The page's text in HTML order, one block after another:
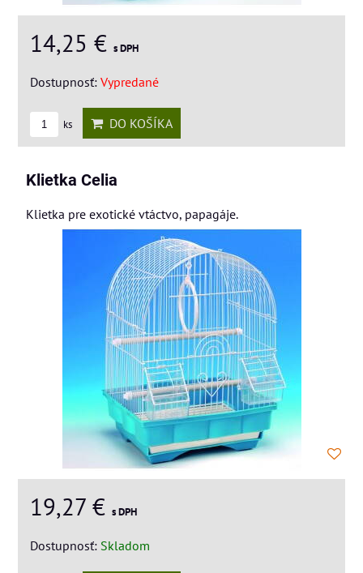
14,25 € s DPH
Dostupnosť: Vypredané
ks DO KOŠÍKA
Klietka Celia
Klietka pre exotické vtáctvo, papagáje.
19,27 € s DPH
Dostupnosť: Skladom